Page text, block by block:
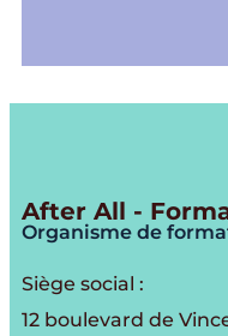
After All -
Organisme de
Siège social :
12 boulevard de